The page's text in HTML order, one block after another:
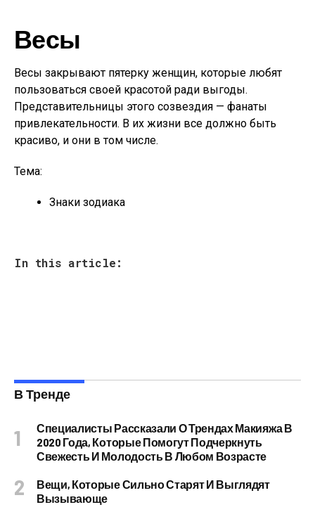
Весы
Весы закрывают пятерку женщин, которые любят
пользоваться своей красотой ради выгоды.
Представительницы этого созвездия — фанаты
привлекательности. В их жизни все должно быть
красиво, и они в том числе.
Тема:
Знаки зодиака
In this article:
В Тренде
Специалисты Рассказали О Трендах Макияжа В
2020 Года, Которые Помогут Подчеркнуть
Свежесть И Молодость В Любом Возрасте
Вещи, Которые Сильно Старят И Выглядят
Вызывающе